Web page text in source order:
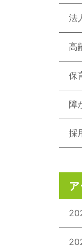
法
高
保
障
採